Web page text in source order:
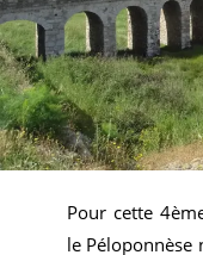
Pour cette
le